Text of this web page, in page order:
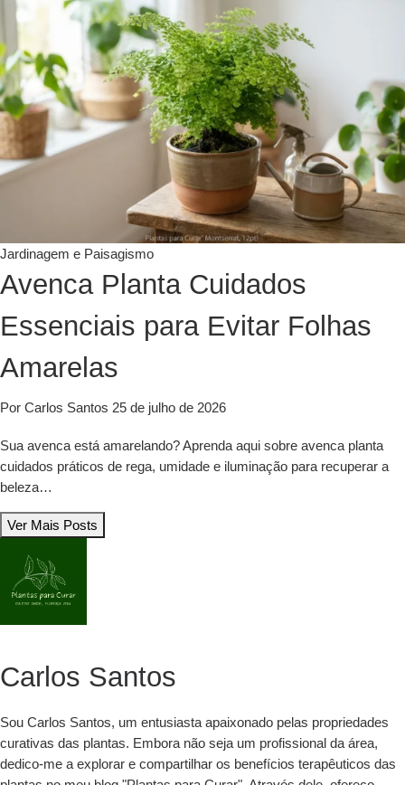
Jardinagem e Paisagismo
Avenca Planta Cuidados
Essenciais para Evitar Folhas
Amarelas
Por Carlos Santos 25 de julho de 2026
Sua avenca está amarelando? Aprenda aqui sobre avenca planta
cuidados práticos de rega, umidade e iluminação para recuperar a
beleza…
Ver Mais Posts
Carlos Santos
Sou Carlos Santos, um entusiasta apaixonado pelas propriedades
curativas das plantas. Embora não seja um profissional da área,
dedico-me a explorar e compartilhar os benefícios terapêuticos das